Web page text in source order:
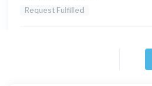
Request Fulfilled